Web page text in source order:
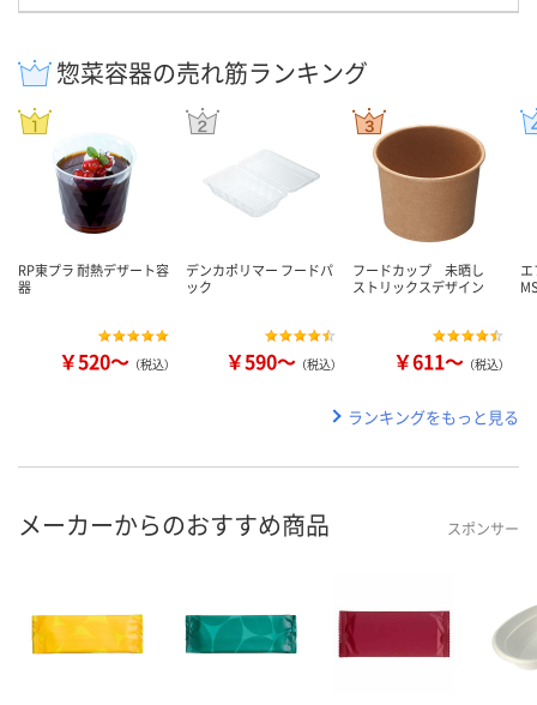
惣菜容器の売れ筋ランキング
RP東プラ 耐熱デザート容
器
￥520～ （税込）
デンカポリマー フードパ
ック
￥590～ （税込）
フードカップ 未晒し
ストリックスデザイン
￥611～ （税込）
ランキングをもっと見る
メーカーからのおすすめ商品 スポンサー